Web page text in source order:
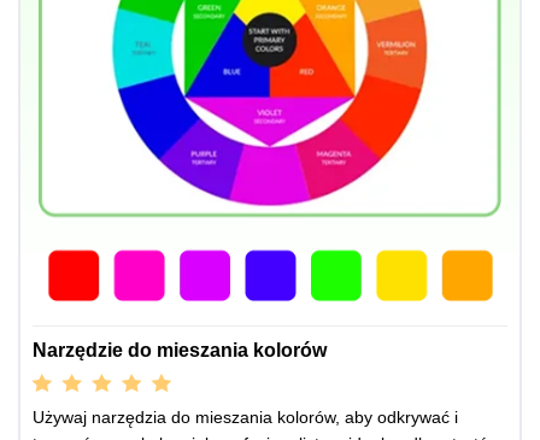
Narzędzie do mieszania kolorów
Używaj narzędzia do mieszania kolorów, aby odkrywać i